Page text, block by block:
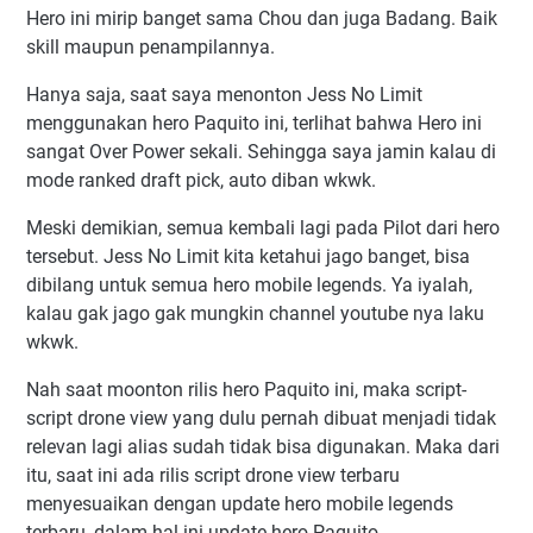
Hero ini mirip banget sama Chou dan juga Badang. Baik
skill maupun penampilannya.
Hanya saja, saat saya menonton Jess No Limit
menggunakan hero Paquito ini, terlihat bahwa Hero ini
sangat Over Power sekali. Sehingga saya jamin kalau di
mode ranked draft pick, auto diban wkwk.
Meski demikian, semua kembali lagi pada Pilot dari hero
tersebut. Jess No Limit kita ketahui jago banget, bisa
dibilang untuk semua hero mobile legends. Ya iyalah,
kalau gak jago gak mungkin channel youtube nya laku
wkwk.
Nah saat moonton rilis hero Paquito ini, maka script-
script drone view yang dulu pernah dibuat menjadi tidak
relevan lagi alias sudah tidak bisa digunakan. Maka dari
itu, saat ini ada rilis script drone view terbaru
menyesuaikan dengan update hero mobile legends